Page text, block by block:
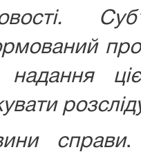
надання
справи.